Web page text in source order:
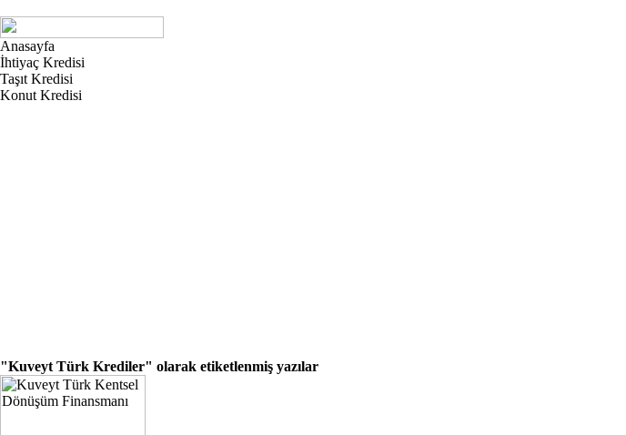
Anasayfa
İhtiyaç Kredisi
Taşıt Kredisi
Konut Kredisi
"Kuveyt Türk Krediler" olarak etiketlenmiş yazılar